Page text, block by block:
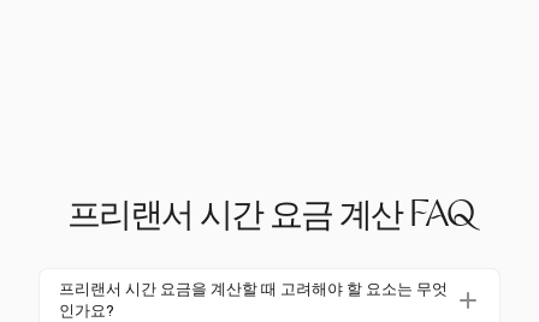
프리랜서 시간 요금 계산 FAQ
프리랜서 시간 요금을 계산할 때 고려해야 할 요소는 무엇
인가요?